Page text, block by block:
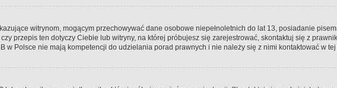
witrynom, mogącym przechowywać dane osobowe niepełnoletnich do lat 13, posiadanie
przepis ten dotyczy Ciebie lub witryny, na której próbujesz się zarejestrować, skontaktuj się z
w Polsce nie mają kompetencji do udzielania porad prawnych i nie należy się z nimi kontaktować w